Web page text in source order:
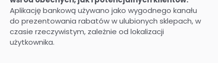
Aplikację bankową używano jako wygodnego kanału
do prezentowania rabatów w ulubionych sklepach, w
czasie rzeczywistym, zależnie od lokalizacji
użytkownika.